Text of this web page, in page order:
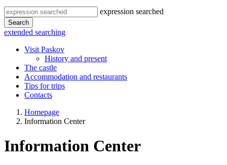
expression searched
Search
extended searching
Visit Paskov
History and present
The castle
Accommodation and restaurants
Tips for trips
Contacts
Homepage
Information Center
Information Center